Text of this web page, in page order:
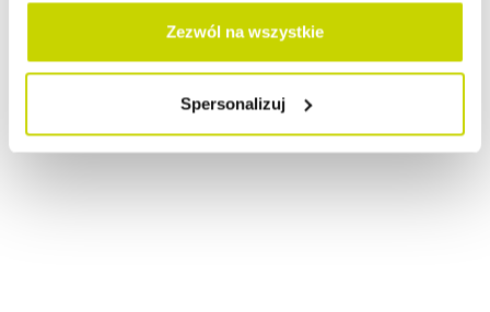
Zezwól na wszystkie
Spersonalizuj